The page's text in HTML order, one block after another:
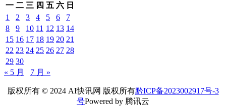
一 二 三 四 五 六 日
1
2 3 4 5 6
7
8
9 10 11 12 13 14
15 16 17 18 19 20 21
22 23 24 25 26 27 28
29 30
« 5 月
7 月 »
版权所有 © 2024 AI快讯网 版权所有黔ICP备2023002917号-3
号Powered by 腾讯云